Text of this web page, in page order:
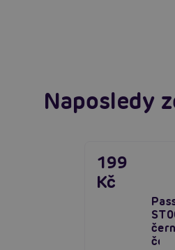
Naposledy
199
Kč